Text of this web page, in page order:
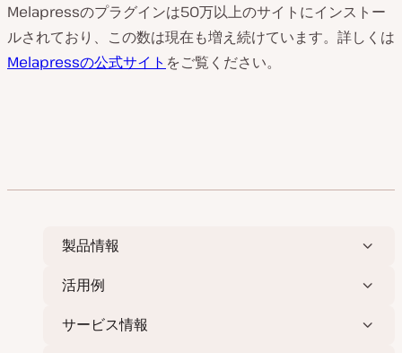
Melapressのプラグインは50万以上のサイトにインストー
ルされており、この数は現在も増え続けています。詳しくは
Melapressの公式サイト をご覧ください。
製品情報
活用例
サービス情報